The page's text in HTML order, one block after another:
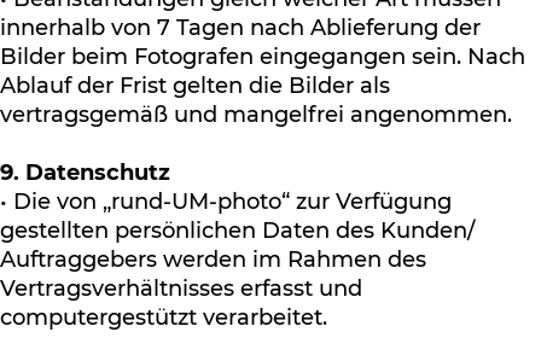
innerhalb von 7 Tagen nach Ablieferung der
Bilder beim Fotografen eingegangen sein. Nach
Ablauf der Frist gelten die Bilder als
vertragsgemäß und mangelfrei angenommen.
9. Datenschutz
• Die von „rund-UM-photo“ zur Verfügung
gestellten persönlichen Daten des Kunden/
Auftraggebers werden im Rahmen des
Vertragsverhältnisses erfasst und
computergestützt verarbeitet.